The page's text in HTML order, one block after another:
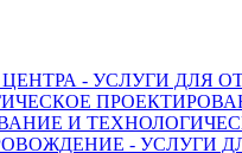
- УСЛУГИ ДЛЯ
И
- УСЛУГИ